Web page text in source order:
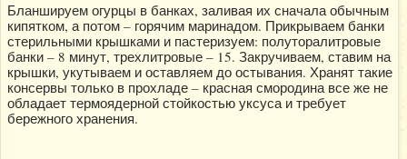
Бланшируем огурцы в банках, заливая их сначала обычным
кипятком, а потом – горячим маринадом. Прикрываем банки
стерильными крышками и пастеризуем: полуторалитровые
банки – 8 минут, трехлитровые – 15. Закручиваем, ставим на
крышки, укутываем и оставляем до остывания. Хранят такие
консервы только в прохладе – красная смородина все же не
обладает термоядерной стойкостью уксуса и требует
бережного хранения.